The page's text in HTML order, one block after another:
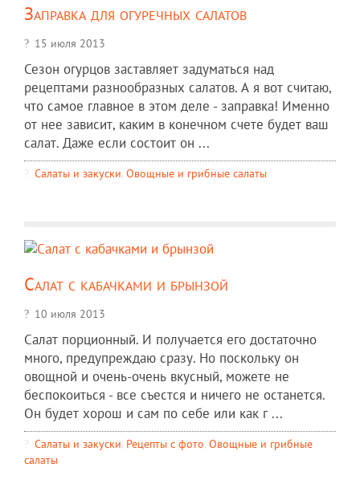
Заправка для огуречных салатов
15 июля 2013
Сезон огурцов заставляет задуматься над
рецептами разнообразных салатов. А я вот считаю,
что самое главное в этом деле - заправка! Именно
от нее зависит, каким в конечном счете будет ваш
салат. Даже если состоит он ...
Салаты и закуски, Овощные и грибные салаты
Салат с кабачками и брынзой
10 июля 2013
Салат порционный. И получается его достаточно
много, предупреждаю сразу. Но поскольку он
овощной и очень-очень вкусный, можете не
беспокоиться - все съестся и ничего не останется.
Он будет хорош и сам по себе или как г ...
Салаты и закуски, Рецепты c фото, Овощные и грибные
салаты